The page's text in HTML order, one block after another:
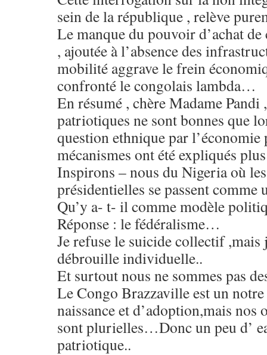
sein de la république , relève
Le manque du pouvoir d’achat
, ajoutée à l’absence des
mobilité aggrave le frein
confronté le congolais lambda…
En résumé , chère Madame
patriotiques ne sont bonnes que
question ethnique par l’économie
mécanismes ont été expliqués
Inspirons – nous du Nigeria où
présidentielles se passent
Qu’y a- t- il comme modèle
Réponse : le fédéralisme…
Je refuse le suicide collectif
débrouille individuelle..
Et surtout nous ne sommes pas
Le Congo Brazzaville est un
naissance et d’adoption,mais nos
sont plurielles…Donc un peu d’
patriotique..